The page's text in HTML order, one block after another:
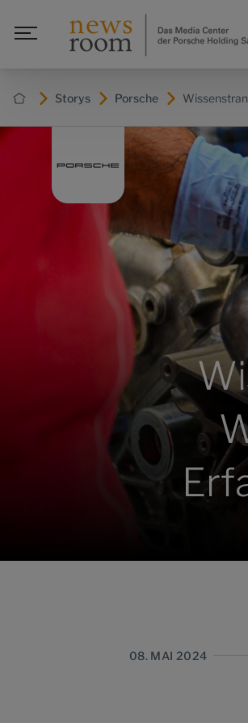
Storys Porsche
08. MAI 2024